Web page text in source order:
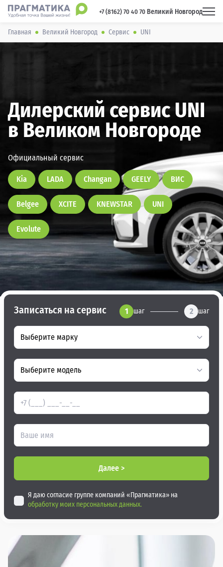
+7 (8162) 70 40 70 Великий Новгород
Главная Великий Новгород Сервис UNI
Дилерский сервис UNI
в Великом Новгороде
Официальный сервис
Kia LADA Changan GEELY ВИС
Belgee XCITE KNEWSTAR UNI
Evolute
Записаться на сервис 1 шаг 2 шаг
Выберите марку
Выберите модель
Далее >
Я даю согласие группе компаний «Прагматика» на
обработку моих персональных данных.